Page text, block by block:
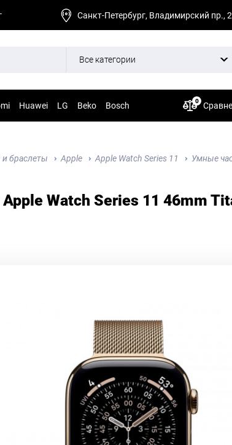
Санкт-Петербург, Владимирский пр.,
Все категории
Huawei LG Beko Bosch 0
браслеты Apple Apple Watch Series 11
Умные
Watch Series 11 46mm